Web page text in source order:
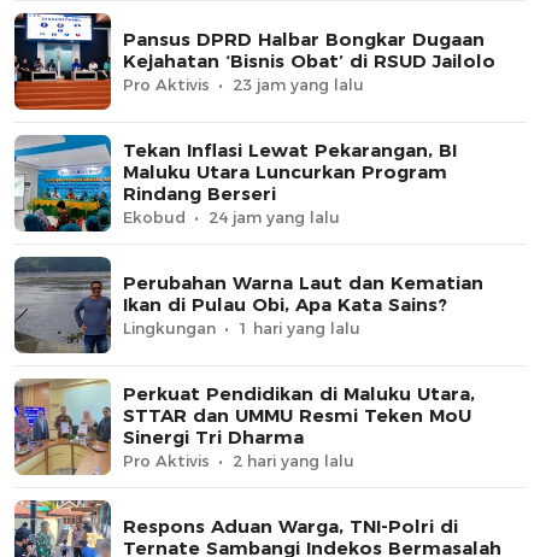
Pansus DPRD Halbar Bongkar Dugaan
Kejahatan ‘Bisnis Obat’ di RSUD Jailolo
Pro Aktivis 23 jam yang lalu
Tekan Inflasi Lewat Pekarangan, BI
Maluku Utara Luncurkan Program
Rindang Berseri
Ekobud 24 jam yang lalu
Perubahan Warna Laut dan Kematian
Ikan di Pulau Obi, Apa Kata Sains?
Lingkungan 1 hari yang lalu
Perkuat Pendidikan di Maluku Utara,
STTAR dan UMMU Resmi Teken MoU
Sinergi Tri Dharma
Pro Aktivis 2 hari yang lalu
Respons Aduan Warga, TNI-Polri di
Ternate Sambangi Indekos Bermasalah